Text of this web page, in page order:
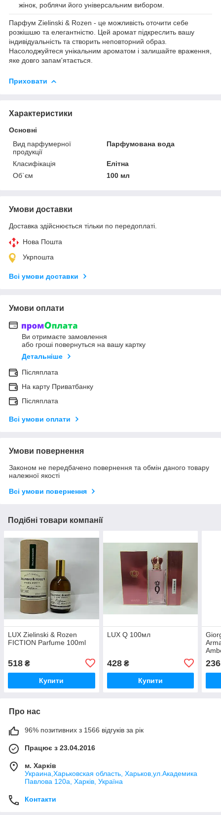
жінок, роблячи його універсальним вибором.
Парфум Zielinski & Rozen - це можливість оточити себе
розкішшю та елегантністю. Цей аромат підкреслить вашу
індивідуальність та створить неповторний образ.
Насолоджуйтеся унікальним ароматом і залишайте враження,
яке довго запам'ятається.
Приховати
Характеристики
Основні
Вид парфумерної
продукції
Парфумована вода
Класифікація
Елітна
Об`єм
100 мл
Умови доставки
Доставка здійснюється тільки по передоплаті.
Нова Пошта
Укрпошта
Всі умови доставки
Умови оплати
Ви отримаєте замовлення
або гроші повернуться на вашу картку
Детальніше
Післяплата
На карту Приватбанку
Післяплата
Всі умови оплати
Умови повернення
Законом не передбачено повернення та обмін даного товару
належної якості
Всі умови повернення
Подібні товари компанії
LUX Zielinski & Rozen
FICTION Parfume 100ml
518 ₴
Купити
LUX Q 100мл
428₴
Купити
236
Про нас
96% позитивних з 1566 відгуків за рік
Працює з 23.04.2016
м. Харків
Украина,Харьковская область, Харьков,ул.Академика
Павлова 120а, Харків, Україна
Контакти